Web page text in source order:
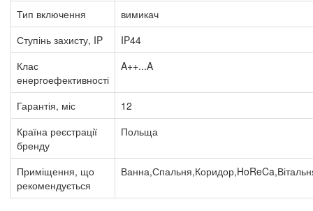
Тип включення
вимикач
Ступінь захисту, IP
IP44
Клас
енергоефективності
A++...A
Гарантія, міс
12
Країна реєстрації
бренду
Польща
Приміщення, що
рекомендується